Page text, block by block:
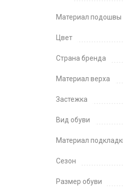
Материал подошвы
Цвет
Страна бренда
Материал верха
Застежка
Вид обуви
Материал
Сезон
Размер обуви